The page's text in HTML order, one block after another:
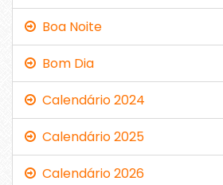
Boa Noite
Bom Dia
Calendário 2024
Calendário 2025
Calendário 2026